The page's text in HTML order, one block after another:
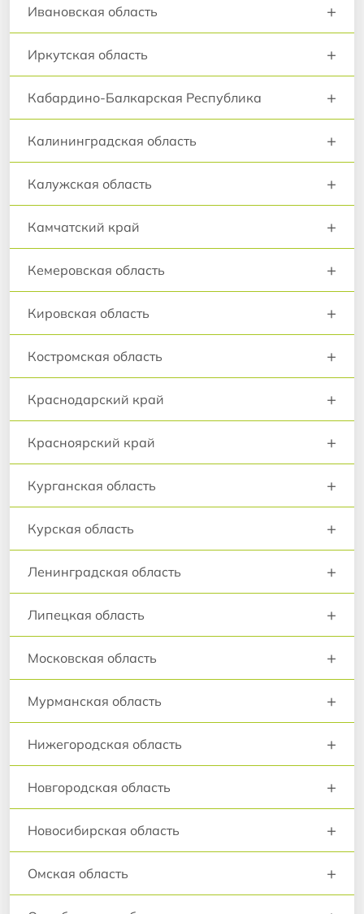
Ивановская область +
Иркутская область +
Кабардино-Балкарская Республика +
Калининградская область +
Калужская область +
Камчатский край +
Кемеровская область +
Кировская область +
Костромская область +
Краснодарский край +
Красноярский край +
Курганская область +
Курская область +
Ленинградская область +
Липецкая область +
Московская область +
Мурманская область +
Нижегородская область +
Новгородская область +
Новосибирская область +
Омская область +